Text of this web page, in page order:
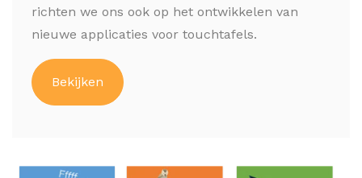
richten we ons ook op het ontwikkelen van
nieuwe applicaties voor touchtafels.
Bekijken